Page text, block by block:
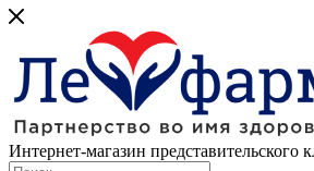
Интернет-магазин представительского